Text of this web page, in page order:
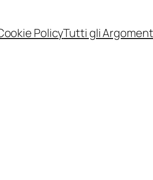
PolicyTutti gli